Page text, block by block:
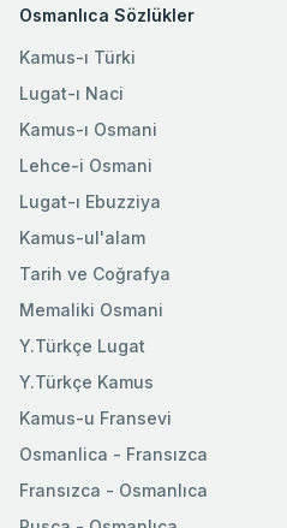
Osmanlıca Sözlükler
Kamus-ı Türki
Lugat-ı Naci
Kamus-ı Osmani
Lehce-i Osmani
Lugat-ı Ebuzziya
Kamus-ul'alam
Tarih ve Coğrafya
Memaliki Osmani
Y.Türkçe Lugat
Y.Türkçe Kamus
Kamus-u Fransevi
Osmanlica - Fransızca
Fransızca - Osmanlıca